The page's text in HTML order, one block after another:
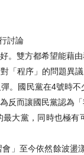
討論
雙方都希望能藉由
「程序」的問題異
。國民黨在4號時
反而讓國民黨認為
大黨，同時也極
」至今依然餘波